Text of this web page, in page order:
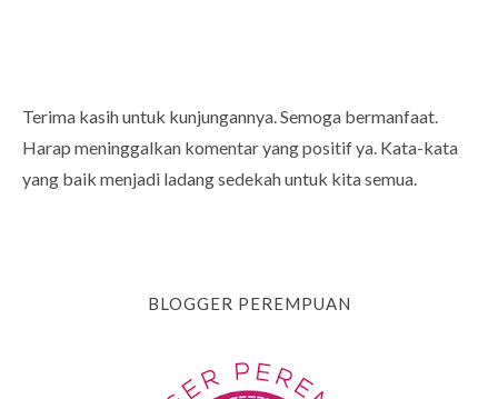
Terima kasih untuk kunjungannya. Semoga bermanfaat.
Harap meninggalkan komentar yang positif ya. Kata-kata
yang baik menjadi ladang sedekah untuk kita semua.
BLOGGER PEREMPUAN